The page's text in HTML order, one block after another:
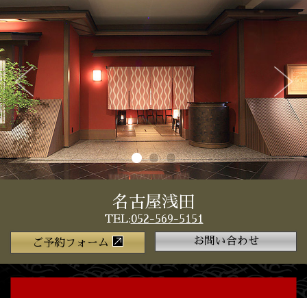
名古屋浅田
TEL:052-569-5151
ご予約フォーム お問い合わせ